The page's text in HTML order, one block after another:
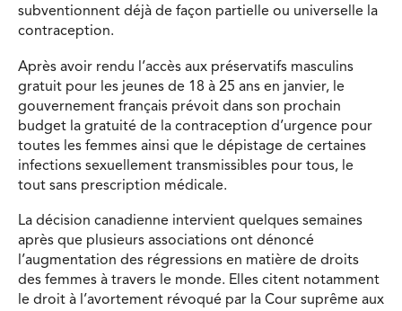
subventionnent déjà de façon partielle ou universelle la
contraception.
Après avoir rendu l’accès aux préservatifs masculins
gratuit pour les jeunes de 18 à 25 ans en janvier, le
gouvernement français prévoit dans son prochain
budget la gratuité de la contraception d’urgence pour
toutes les femmes ainsi que le dépistage de certaines
infections sexuellement transmissibles pour tous, le
tout sans prescription médicale.
La décision canadienne intervient quelques semaines
après que plusieurs associations ont dénoncé
l’augmentation des régressions en matière de droits
des femmes à travers le monde. Elles citent notamment
le droit à l’avortement révoqué par la Cour suprême aux